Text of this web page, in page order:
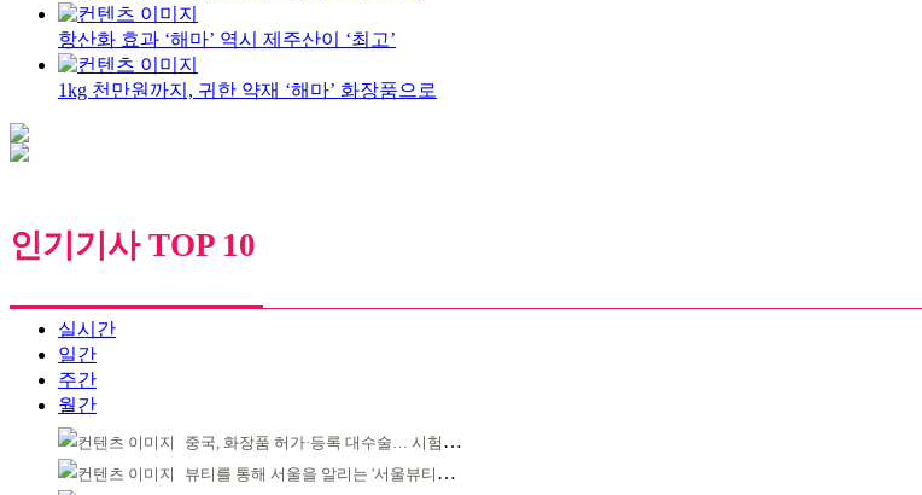
항산화 효과 ‘해마’ 역시 제주산이 ‘최고’
1kg 천만원까지, 귀한 약재 ‘해마’ 화장품으로
인기기사 TOP 10
실시간
일간
주간
월간
중국, 화장품 허가·등록 대수술… 시험자료 공용 허용
뷰티를 통해 서울을 알리는 '서울뷰티위크' 성료